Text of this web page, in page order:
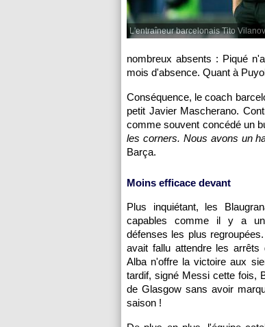
L'entraîneur barcelonais Tito
nombreux absents : Piqué
mois d'absence. Quant à
Conséquence, le coach
petit Javier Mascherano.
comme souvent concédé un
les corners. Nous avons un
Barça.
Moins efficace devant
Plus inquiétant, les
capables comme il y a
défenses les plus
avait fallu attendre les
Alba n'offre la victoire aux
tardif, signé Messi cette fois,
de Glasgow sans avoir
saison !